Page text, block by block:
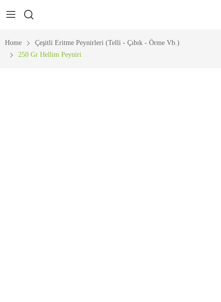
Home
Çeşitli Eritme Peynirleri (Telli - Çıbık - Örme Vb.)
250 Gr Hellim Peyniri